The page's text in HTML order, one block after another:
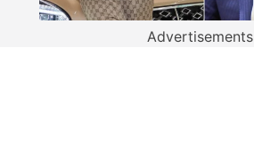
Advertisements